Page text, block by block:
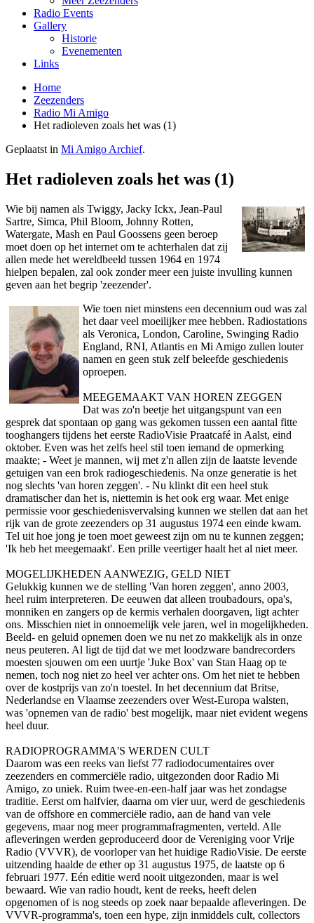
Radio Events
Gallery
Historie
Evenementen
Links
Home
Zeezenders
Radio Mi Amigo
Het radioleven zoals het was (1)
Geplaatst in Mi Amigo Archief.
Het radioleven zoals het was (1)
Wie bij namen als Twiggy, Jacky Ickx, Jean-Paul
Sartre, Simca, Phil Bloom, Johnny Rotten,
Watergate, Mash en Paul Goossens geen beroep
moet doen op het internet om te achterhalen dat zij
allen mede het wereldbeeld tussen 1964 en 1974
hielpen bepalen, zal ook zonder meer een juiste invulling kunnen
geven aan het begrip 'zeezender'.
Wie toen niet minstens een decennium oud was zal
het daar veel moeilijker mee hebben. Radiostations
als Veronica, London, Caroline, Swinging Radio
England, RNI, Atlantis en Mi Amigo zullen louter
namen en geen stuk zelf beleefde geschiedenis
oproepen.
MEEGEMAAKT VAN HOREN ZEGGEN
Dat was zo'n beetje het uitgangspunt van een
gesprek dat spontaan op gang was gekomen tussen een aantal fitte
tooghangers tijdens het eerste RadioVisie Praatcafé in Aalst, eind
oktober. Even was het zelfs heel stil toen iemand de opmerking
maakte; - Weet je mannen, wij met z'n allen zijn de laatste levende
getuigen van een brok radiogeschiedenis. Na o­nze generatie is het
nog slechts 'van horen zeggen'. - Nu klinkt dit een heel stuk
dramatischer dan het is, niettemin is het ook erg waar. Met enige
permissie voor geschiedenisvervalsing kunnen we stellen dat aan het
rijk van de grote zeezenders op 31 augustus 1974 een einde kwam.
Tel uit hoe jong je toen moet geweest zijn om nu te kunnen zeggen;
'Ik heb het meegemaakt'. Een prille veertiger haalt het al niet meer.
MOGELIJKHEDEN AANWEZIG, GELD NIET
Gelukkig kunnen we de stelling 'Van horen zeggen', anno 2003,
heel ruim interpreteren. De eeuwen dat alleen troubadours, opa's,
monniken en zangers op de kermis verhalen doorgaven, ligt achter
o­ns. Misschien niet in o­nnoemelijk vele jaren, wel in mogelijkheden.
Beeld- en geluid opnemen doen we nu net zo makkelijk als in o­nze
neus peuteren. Al ligt de tijd dat we met loodzware bandrecorders
moesten sjouwen om een uurtje 'Juke Box' van Stan Haag op te
nemen, toch nog niet zo heel ver achter o­ns. Om het niet te hebben
over de kostprijs van zo'n toestel. In het decennium dat Britse,
Nederlandse en Vlaamse zeezenders over West-Europa walsten,
was 'opnemen van de radio' best mogelijk, maar niet evident wegens
heel duur.
RADIOPROGRAMMA'S WERDEN CULT
Daarom was een reeks van liefst 77 radiodocumentaires over
zeezenders en commerciële radio, uitgezonden door Radio Mi
Amigo, zo uniek. Ruim twee-en-een-half jaar was het zondagse
traditie. Eerst om halfvier, daarna om vier uur, werd de geschiedenis
van de offshore en commerciële radio, aan de hand van vele
gegevens, maar nog meer programmafragmenten, verteld. Alle
afleveringen werden geproduceerd door de Vereniging voor Vrije
Radio (VVVR), de voorloper van het huidige RadioVisie. De eerste
uitzending haalde de ether op 31 augustus 1975, de laatste op 6
februari 1977. Eén editie werd nooit uitgezonden, maar is wel
bewaard. Wie van radio houdt, kent de reeks, heeft delen
opgenomen of is nog steeds op zoek naar bepaalde afleveringen. De
VVVR-programma's, toen een hype, zijn inmiddels cult, collectors